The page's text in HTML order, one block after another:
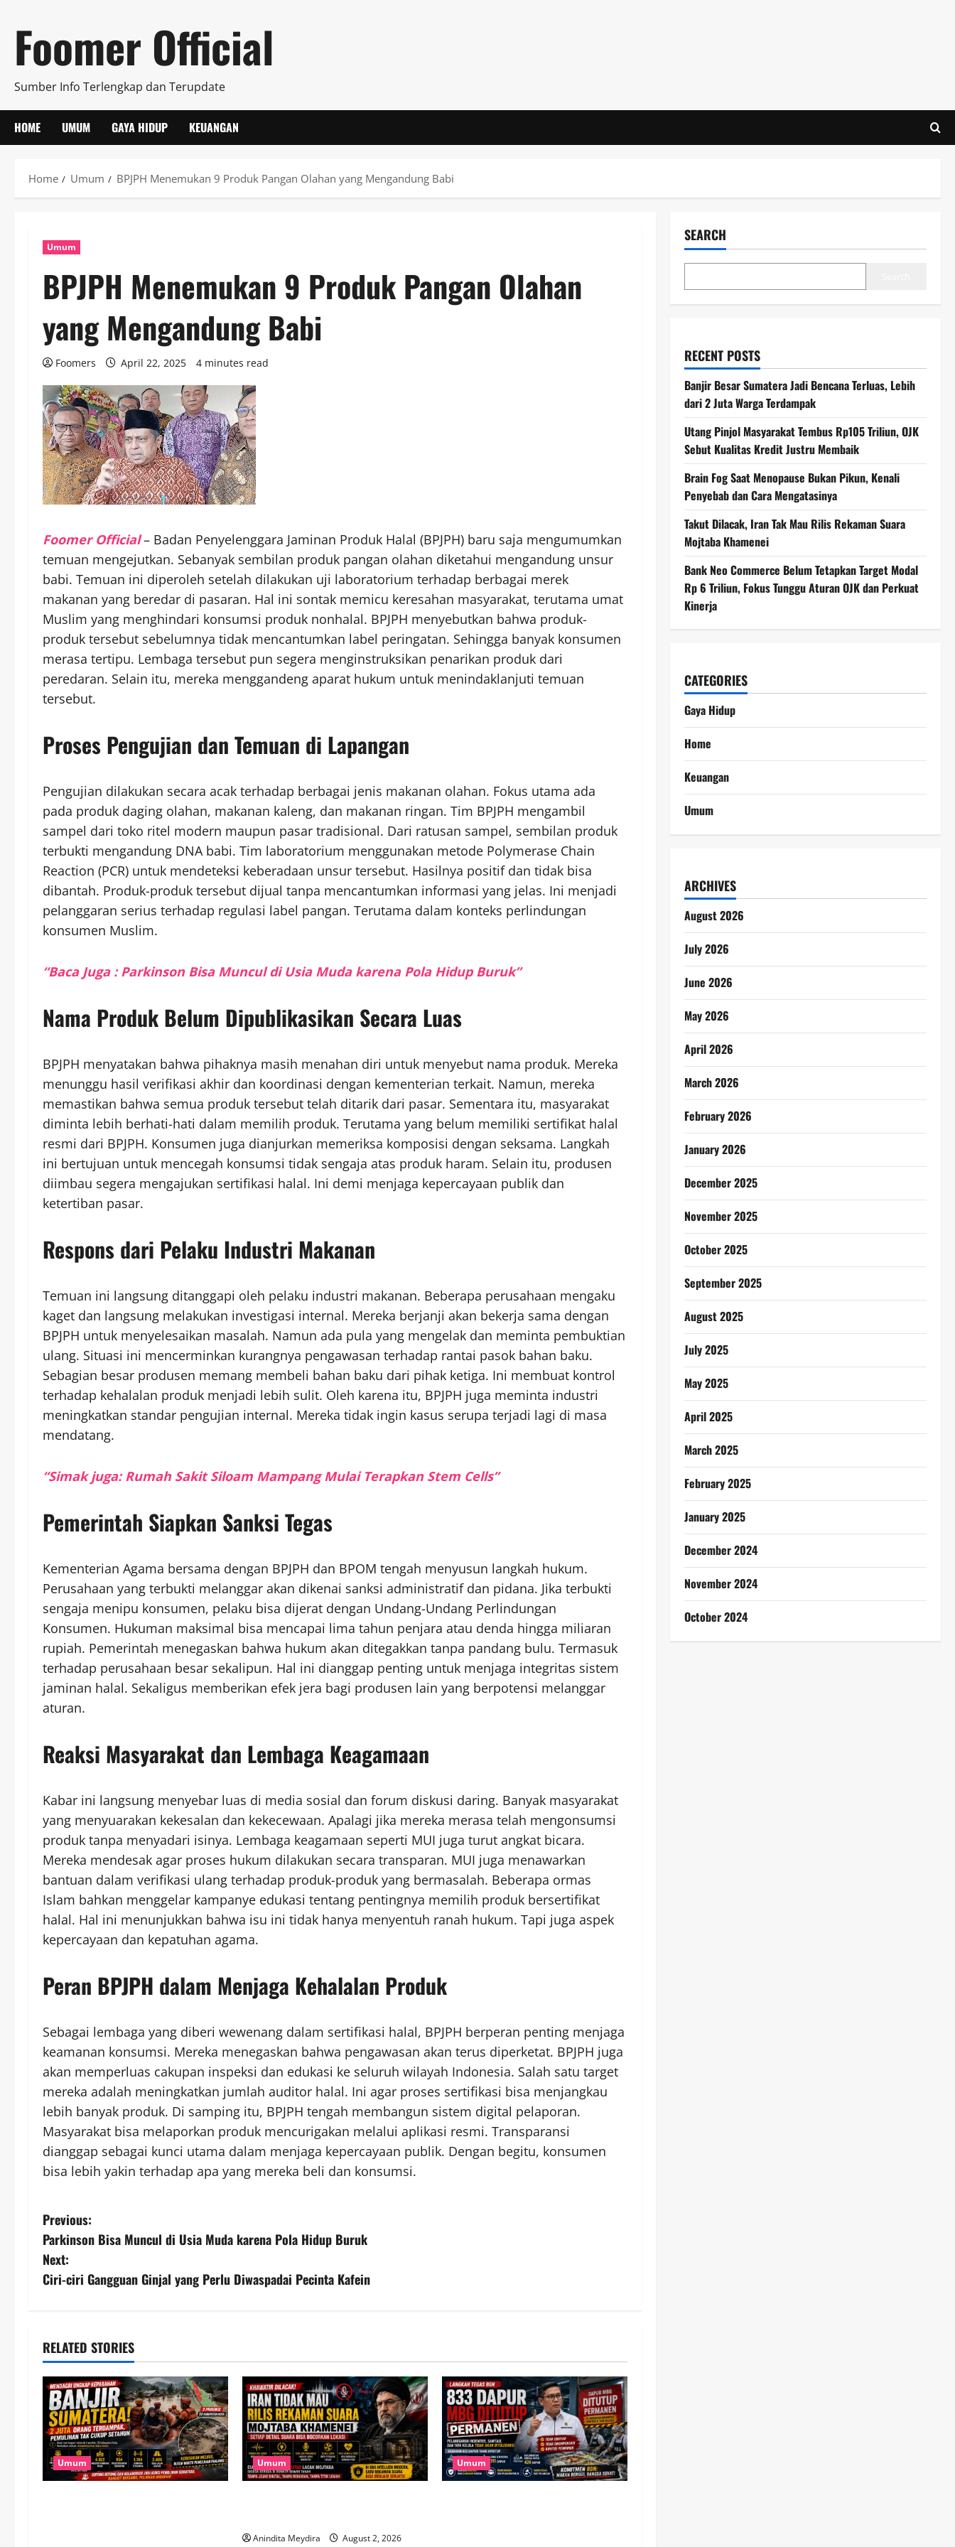
content
Foomer Official
Sumber Info Terlengkap dan Terupdate
HOME UMUM GAYA HIDUP KEUANGAN
Home Umum BPJPH Menemukan 9 Produk Pangan Olahan yang Mengandung Babi
Umum
BPJPH Menemukan 9 Produk Pangan Olahan
yang Mengandung Babi
Foomers April 22, 2025 4 minutes read
Foomer Official– Badan Penyelenggara Jaminan Produk Halal (BPJPH) baru saja mengumumkan
temuan mengejutkan. Sebanyak sembilan produk pangan olahan diketahui mengandung unsur
babi. Temuan ini diperoleh setelah dilakukan uji laboratorium terhadap berbagai merek
makanan yang beredar di pasaran. Hal ini sontak memicu keresahan masyarakat, terutama umat
Muslim yang menghindari konsumsi produk nonhalal. BPJPH menyebutkan bahwa produk-
produk tersebut sebelumnya tidak mencantumkan label peringatan. Sehingga banyak konsumen
merasa tertipu. Lembaga tersebut pun segera menginstruksikan penarikan produk dari
peredaran. Selain itu, mereka menggandeng aparat hukum untuk menindaklanjuti temuan
tersebut.
Proses Pengujian dan Temuan di Lapangan
Pengujian dilakukan secara acak terhadap berbagai jenis makanan olahan. Fokus utama ada
pada produk daging olahan, makanan kaleng, dan makanan ringan. Tim BPJPH mengambil
sampel dari toko ritel modern maupun pasar tradisional. Dari ratusan sampel, sembilan produk
terbukti mengandung DNA babi. Tim laboratorium menggunakan metode Polymerase Chain
Reaction (PCR) untuk mendeteksi keberadaan unsur tersebut. Hasilnya positif dan tidak bisa
dibantah. Produk-produk tersebut dijual tanpa mencantumkan informasi yang jelas. Ini menjadi
pelanggaran serius terhadap regulasi label pangan. Terutama dalam konteks perlindungan
konsumen Muslim.
“Baca Juga : Parkinson Bisa Muncul di Usia Muda karena Pola Hidup Buruk”
Nama Produk Belum Dipublikasikan Secara Luas
BPJPH menyatakan bahwa pihaknya masih menahan diri untuk menyebut nama produk. Mereka
menunggu hasil verifikasi akhir dan koordinasi dengan kementerian terkait. Namun, mereka
memastikan bahwa semua produk tersebut telah ditarik dari pasar. Sementara itu, masyarakat
diminta lebih berhati-hati dalam memilih produk. Terutama yang belum memiliki sertifikat halal
resmi dari BPJPH. Konsumen juga dianjurkan memeriksa komposisi dengan seksama. Langkah
ini bertujuan untuk mencegah konsumsi tidak sengaja atas produk haram. Selain itu, produsen
diimbau segera mengajukan sertifikasi halal. Ini demi menjaga kepercayaan publik dan
ketertiban pasar.
Respons dari Pelaku Industri Makanan
Temuan ini langsung ditanggapi oleh pelaku industri makanan. Beberapa perusahaan mengaku
kaget dan langsung melakukan investigasi internal. Mereka berjanji akan bekerja sama dengan
BPJPH untuk menyelesaikan masalah. Namun ada pula yang mengelak dan meminta pembuktian
ulang. Situasi ini mencerminkan kurangnya pengawasan terhadap rantai pasok bahan baku.
Sebagian besar produsen memang membeli bahan baku dari pihak ketiga. Ini membuat kontrol
terhadap kehalalan produk menjadi lebih sulit. Oleh karena itu, BPJPH juga meminta industri
meningkatkan standar pengujian internal. Mereka tidak ingin kasus serupa terjadi lagi di masa
mendatang.
“Simak juga: Rumah Sakit Siloam Mampang Mulai Terapkan Stem Cells”
Pemerintah Siapkan Sanksi Tegas
Kementerian Agama bersama dengan BPJPH dan BPOM tengah menyusun langkah hukum.
Perusahaan yang terbukti melanggar akan dikenai sanksi administratif dan pidana. Jika terbukti
sengaja menipu konsumen, pelaku bisa dijerat dengan Undang-Undang Perlindungan
Konsumen. Hukuman maksimal bisa mencapai lima tahun penjara atau denda hingga miliaran
rupiah. Pemerintah menegaskan bahwa hukum akan ditegakkan tanpa pandang bulu. Termasuk
terhadap perusahaan besar sekalipun. Hal ini dianggap penting untuk menjaga integritas sistem
jaminan halal. Sekaligus memberikan efek jera bagi produsen lain yang berpotensi melanggar
aturan.
Reaksi Masyarakat dan Lembaga Keagamaan
Kabar ini langsung menyebar luas di media sosial dan forum diskusi daring. Banyak masyarakat
yang menyuarakan kekesalan dan kekecewaan. Apalagi jika mereka merasa telah mengonsumsi
produk tanpa menyadari isinya. Lembaga keagamaan seperti MUI juga turut angkat bicara.
Mereka mendesak agar proses hukum dilakukan secara transparan. MUI juga menawarkan
bantuan dalam verifikasi ulang terhadap produk-produk yang bermasalah. Beberapa ormas
Islam bahkan menggelar kampanye edukasi tentang pentingnya memilih produk bersertifikat
halal. Hal ini menunjukkan bahwa isu ini tidak hanya menyentuh ranah hukum. Tapi juga aspek
kepercayaan dan kepatuhan agama.
Peran BPJPH dalam Menjaga Kehalalan Produk
Sebagai lembaga yang diberi wewenang dalam sertifikasi halal, BPJPH berperan penting menjaga
keamanan konsumsi. Mereka menegaskan bahwa pengawasan akan terus diperketat. BPJPH juga
akan memperluas cakupan inspeksi dan edukasi ke seluruh wilayah Indonesia. Salah satu target
mereka adalah meningkatkan jumlah auditor halal. Ini agar proses sertifikasi bisa menjangkau
lebih banyak produk. Di samping itu, BPJPH tengah membangun sistem digital pelaporan.
Masyarakat bisa melaporkan produk mencurigakan melalui aplikasi resmi. Transparansi
dianggap sebagai kunci utama dalam menjaga kepercayaan publik. Dengan begitu, konsumen
bisa lebih yakin terhadap apa yang mereka beli dan konsumsi.
P
o
s
n
a
v
i
g
a
Previous:
Parkinson Bisa Muncul di Usia Muda karena Pola Hidup Buruk
Next:
Ciri-ciri Gangguan Ginjal yang Perlu Diwaspadai Pecinta Kafein
RELATED STORIES
Umum Umum
Anindita Meydira August 2, 2026
Umum
SEARCH
RECENT POSTS
Banjir Besar Sumatera Jadi Bencana Terluas, Lebih
dari 2 Juta Warga Terdampak
Utang Pinjol Masyarakat Tembus Rp105 Triliun, OJK
Sebut Kualitas Kredit Justru Membaik
Brain Fog Saat Menopause Bukan Pikun, Kenali
Penyebab dan Cara Mengatasinya
Takut Dilacak, Iran Tak Mau Rilis Rekaman Suara
Mojtaba Khamenei
Bank Neo Commerce Belum Tetapkan Target Modal
Rp 6 Triliun, Fokus Tunggu Aturan OJK dan Perkuat
Kinerja
CATEGORIES
Gaya Hidup
Home
Keuangan
Umum
ARCHIVES
August 2026
July 2026
June 2026
May 2026
April 2026
March 2026
February 2026
January 2026
December 2025
November 2025
October 2025
September 2025
August 2025
July 2025
May 2025
April 2025
March 2025
February 2025
January 2025
December 2024
November 2024
October 2024